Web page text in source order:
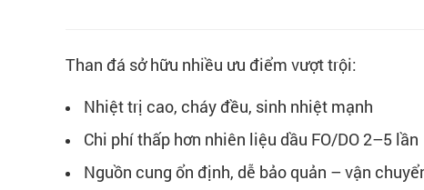
Than đá sở hữu nhiều ưu điểm vượt trội:
Nhiệt trị cao, cháy đều, sinh nhiệt mạnh
Chi phí thấp hơn nhiên liệu dầu FO/DO 2–5 lần
Nguồn cung ổn định, dễ bảo quản – vận